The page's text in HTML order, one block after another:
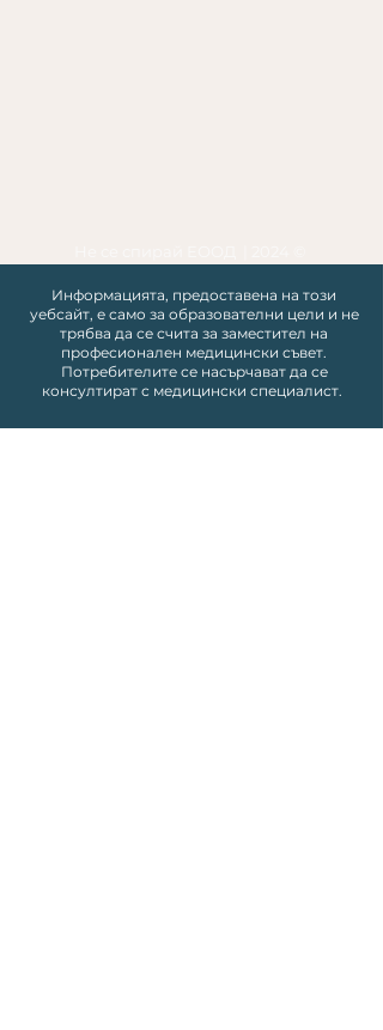
Информацията, предоставена на този
уебсайт, е само за образователни цели и не
трябва да се счита за заместител на
професионален медицински съвет.
Потребителите се насърчават да се
консултират с медицински специалист.